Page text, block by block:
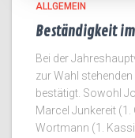
ALLGEMEIN
Beständigkeit
Bei der
zur Wahl
bestätigt. Sowohl
Marcel Junkereit
Wortmann (1.